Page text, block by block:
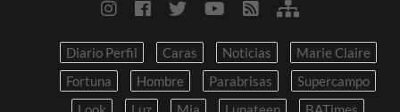
Diario Perfil Caras Noticias
Marie Claire
Fortuna
Hombre Parabrisas
Supercampo